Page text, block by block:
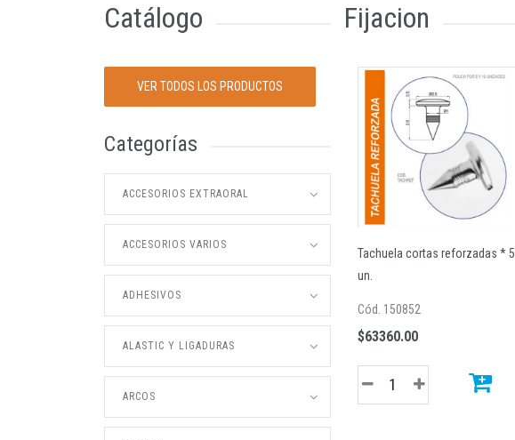
Catálogo
VER TODOS LOS PRODUCTOS
Categorías
ACCESORIOS EXTRAORAL
ACCESORIOS VARIOS
ADHESIVOS
ALASTIC Y LIGADURAS
ARCOS
Fijacion
Tachuela cortas reforzadas * 5
un.
Cód. 150852
$63360.00